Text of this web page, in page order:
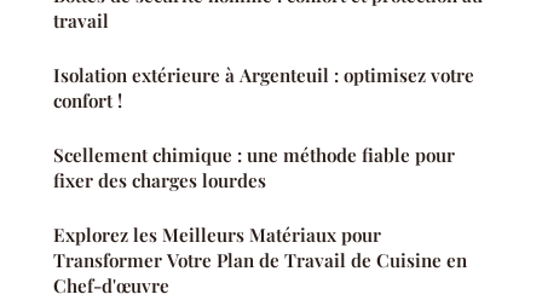
travail
Isolation extérieure à Argenteuil : optimisez votre
confort !
Scellement chimique : une méthode fiable pour
fixer des charges lourdes
Explorez les Meilleurs Matériaux pour
Transformer Votre Plan de Travail de Cuisine en
Chef-d'œuvre